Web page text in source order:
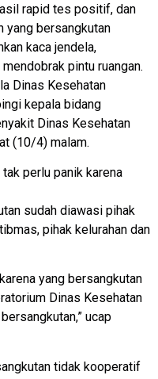
rapid tes positif, dan
yang bersangkutan
kaca jendela,
pintu ruangan.
Dinas Kesehatan
kepala bidang
Dinas Kesehatan
(10/4) malam.
perlu panik karena
sudah diawasi pihak
pihak kelurahan dan
yang bersangkutan
Dinas Kesehatan
ucap
tidak kooperatif